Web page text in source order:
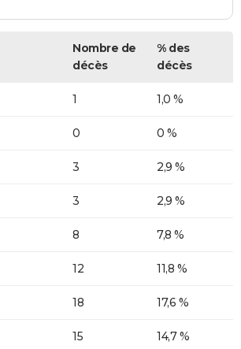
Nombre de
décès
% des
décès
1 1,0 %
0 0 %
3 2,9 %
3 2,9 %
8 7,8 %
12 11,8 %
18 17,6 %
15 14,7 %